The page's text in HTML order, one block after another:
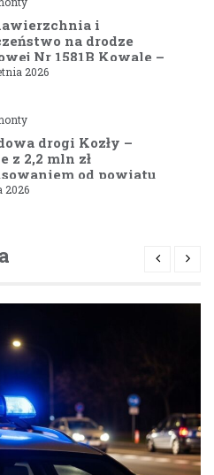
i
na drodze
Nr 1581B Kowale –
2026
drogi Kozły –
z 2,2 mln zł
od powiatu
2026